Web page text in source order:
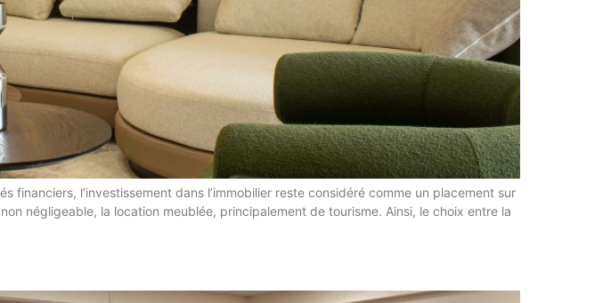
financiers, l’investissement dans l’immobilier reste considéré comme un placement sur
négligeable, la location meublée, principalement de tourisme. Ainsi, le choix entre la